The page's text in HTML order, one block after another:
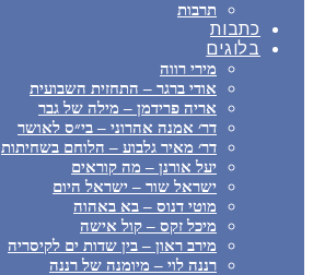
תרבות
כתבות
בלוגים
מירי רווה
אודי ברגר – התחזית השבועית
אריה פרידמן – מילה של גבר
דר׳ אמנה אהרוני – בי״ס לאושר
דר׳ מאיר גלבוע – הלוחם בשחיתות
יעל אורנן – מה קוראים
ישראל שור – ישראל היום
מוטי דנוס – בא באהוה
מיכל זקס – קול אישה
מירב ראון – בין שדות ים לקיסריה
רננה לוי – מיומנה של רננה